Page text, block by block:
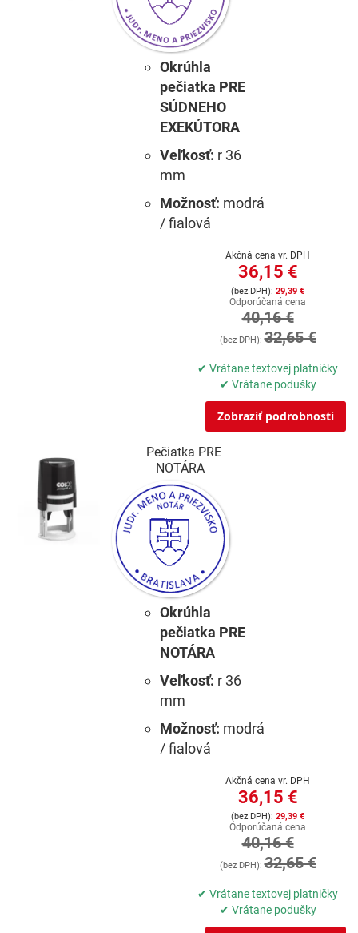
Okrúhla
pečiatka PRE
SÚDNEHO
EXEKÚTORA
Veľkosť: r 36
mm
Možnosť: modrá
/ fialová
Akčná cena vr. DPH
36,15 €
29,39 €
Odporúčaná cena
40,16 €
32,65 €
✔ Vrátane textovej platničky
✔ Vrátane podušky
Zobraziť podrobnosti
Pečiatka PRE
NOTÁRA
Okrúhla
pečiatka PRE
NOTÁRA
Veľkosť: r 36
mm
Možnosť: modrá
/ fialová
Akčná cena vr. DPH
36,15 €
29,39 €
Odporúčaná cena
40,16 €
32,65 €
✔ Vrátane textovej platničky
✔ Vrátane podušky